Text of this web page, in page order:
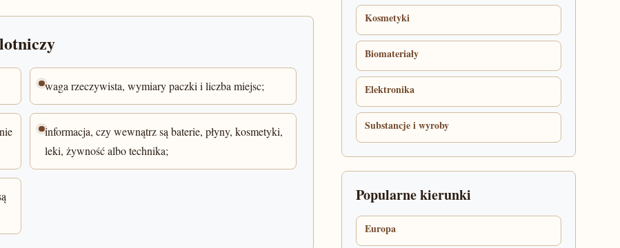
waga rzeczywista, wymiary paczki i liczba miejsc;
informacja, czy wewnątrz są baterie, płyny, kosmetyki,
leki, żywność albo technika;
Kosmetyki
Biomateriały
Elektronika
Substancje i wyroby
Popularne kierunki
Europa